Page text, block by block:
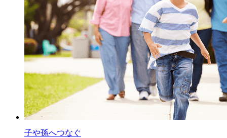
子や孫へつなぐ